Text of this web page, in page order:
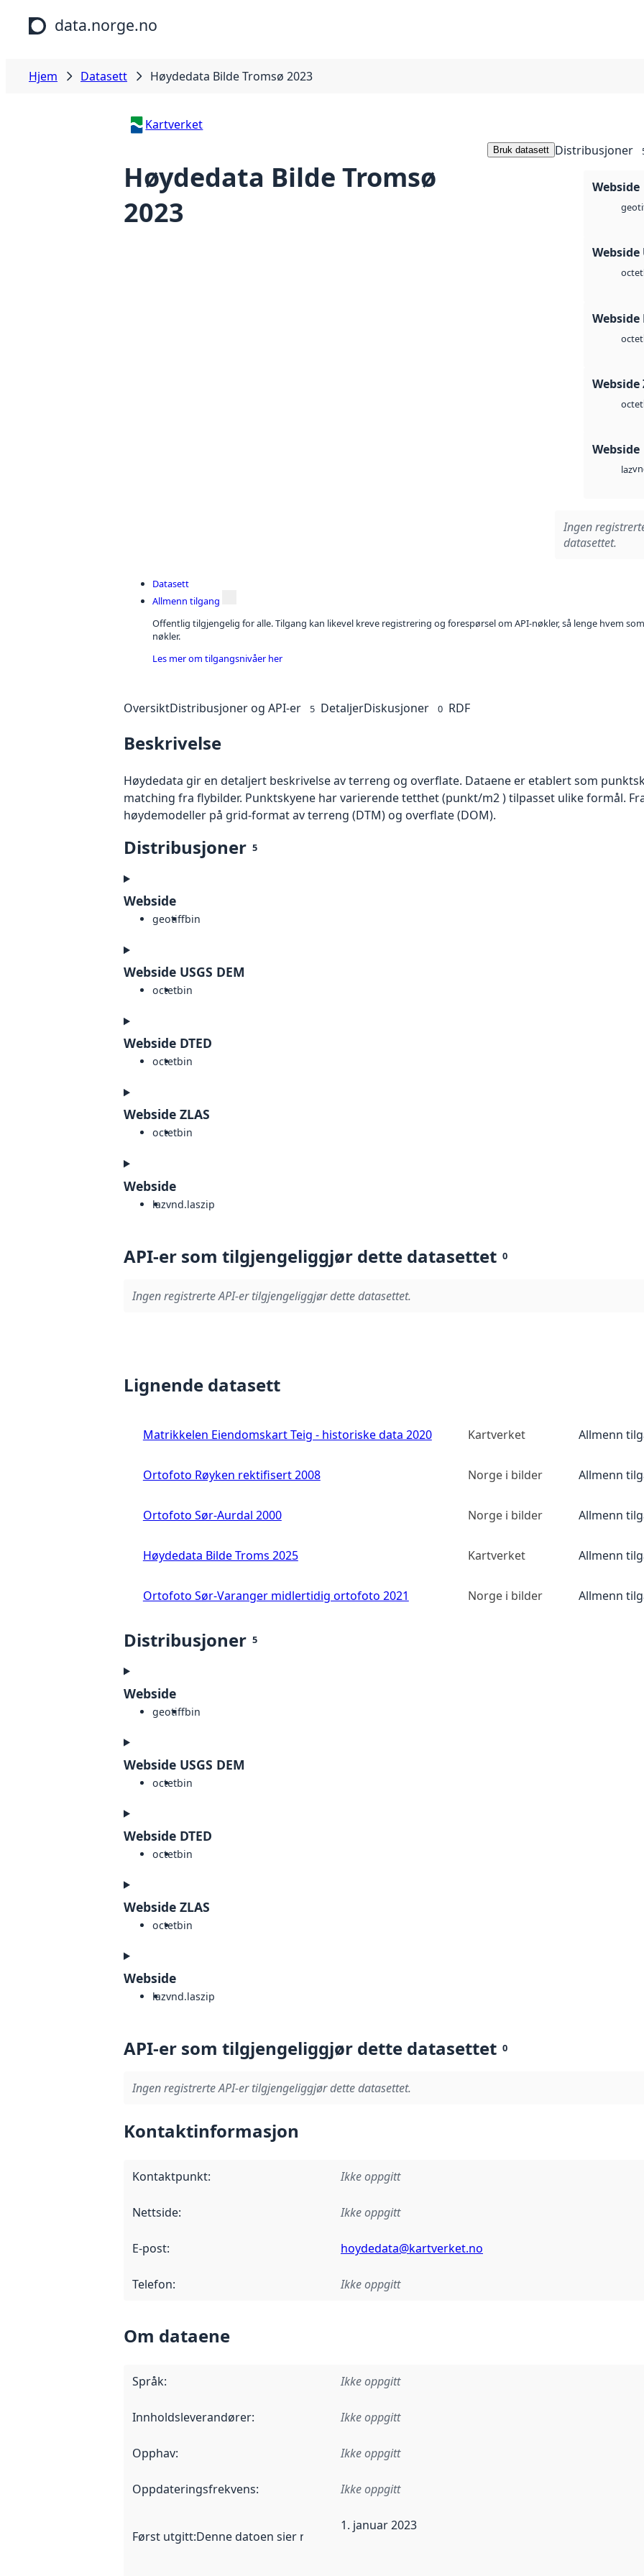
Hopp til hovedinnhold
data.norge.no
Hjem Datasett Høydedata Bilde Tromsø 2023
Kartverket
Høydedata Bilde Tromsø
2023
Bruk datasett Distribusjoner
Webside
Webside
octet
Webside
octet
Webside
octet
Webside
laz
Ingen
datasettet.
Datasett
Allmenn tilgang
Offentlig tilgjengelig for alle. Tilgang kan likevel kreve registrering og forespørsel om API-nøkler, så lenge hvem
nøkler.
Les mer om tilgangsnivåer her
OversiktDistribusjoner og API-er 5 DetaljerDiskusjoner 0 RDF
Beskrivelse
Høydedata gir en detaljert beskrivelse av terreng og overflate. Dataene er etablert som
matching fra flybilder. Punktskyene har varierende tetthet (punkt/m2 ) tilpasset ulike formål.
høydemodeller på grid-format av terreng (DTM) og overflate (DOM).
Distribusjoner 5
Webside
geotiffbin
Webside USGS DEM
octetbin
Webside DTED
octetbin
Webside ZLAS
octetbin
Webside
lazvnd.laszip
API-er som tilgjengeliggjør dette datasettet 0
Ingen registrerte API-er tilgjengeliggjør dette datasettet.
Lignende datasett
Matrikkelen Eiendomskart Teig - historiske data 2020 Kartverket Allmenn
Ortofoto Røyken rektifisert 2008 Norge i bilder Allmenn
Ortofoto Sør-Aurdal 2000 Norge i bilder Allmenn
Høydedata Bilde Troms 2025 Kartverket Allmenn
Ortofoto Sør-Varanger midlertidig ortofoto 2021 Norge i bilder Allmenn
Distribusjoner 5
Webside
geotiffbin
Webside USGS DEM
octetbin
Webside DTED
octetbin
Webside ZLAS
octetbin
Webside
lazvnd.laszip
API-er som tilgjengeliggjør dette datasettet 0
Ingen registrerte API-er tilgjengeliggjør dette datasettet.
Kontaktinformasjon
Kontaktpunkt: Ikke oppgitt
Nettside: Ikke oppgitt
E-post: hoydedata@kartverket.no
Telefon: Ikke oppgitt
Om dataene
Språk: Ikke oppgitt
Innholdsleverandører: Ikke oppgitt
Opphav: Ikke oppgitt
Oppdateringsfrekvens: Ikke oppgitt
Først utgitt:Denne datoen sier når dataene i dette datasettet første gang ble utgitt. Det kan
1. januar 2023